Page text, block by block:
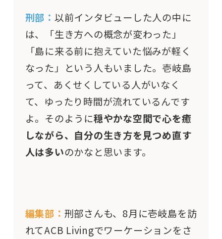
刑部： 以前インタビューした人の中に
は、「生き方への概念が変わった」
「島に来る前に抱えていた悩みが軽く
なった」という人もいました。壱岐島
って、あくせくしている人がいなく
て、ゆったり時間が流れているんです
よ。そのように穏やかな空間で心を癒
しながら、自分の生き方を見つめ直す
人は多いのかなと思います。
編集部： 刑部さんも、8月に壱岐島を訪
れてACB Livingでワーケーションをさ